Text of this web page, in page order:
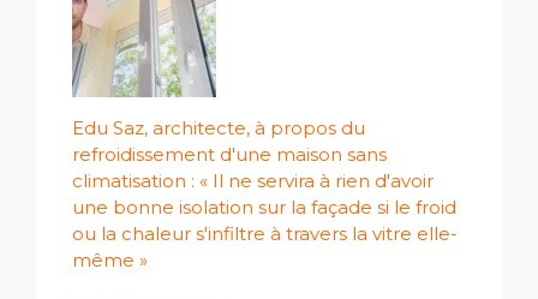
Edu Saz, architecte, à propos du
refroidissement d'une maison sans
climatisation : « Il ne servira à rien d'avoir
une bonne isolation sur la façade si le froid
ou la chaleur s'infiltre à travers la vitre elle-
même »